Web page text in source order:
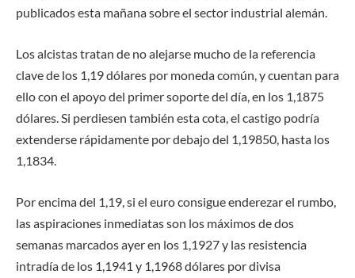
publicados esta mañana sobre el sector industrial alemán.
Los alcistas tratan de no alejarse mucho de la referencia
clave de los 1,19 dólares por moneda común, y cuentan para
ello con el apoyo del primer soporte del día, en los 1,1875
dólares. Si perdiesen también esta cota, el castigo podría
extenderse rápidamente por debajo del 1,19850, hasta los
1,1834.
Por encima del 1,19, si el euro consigue enderezar el rumbo,
las aspiraciones inmediatas son los máximos de dos
semanas marcados ayer en los 1,1927 y las resistencia
intradía de los 1,1941 y 1,1968 dólares por divisa